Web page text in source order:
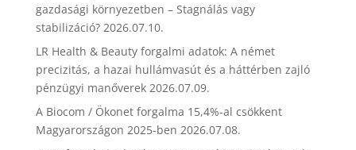
gazdasági környezetben – Stagnálás vagy
stabilizáció? 2026.07.10.
LR Health & Beauty forgalmi adatok: A német
precizitás, a hazai hullámvasút és a háttérben zajló
pénzügyi manőverek 2026.07.09.
A Biocom / Ökonet forgalma 15,4%-al csökkent
Magyarországon 2025-ben 2026.07.08.